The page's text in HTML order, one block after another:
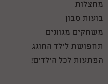
מחצלות
בועות סבון
משחקים מגוונים
תחפושת לילד החוגג
הפתעות לכל הילדים!